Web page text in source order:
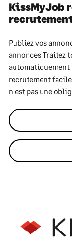
KissMyJob
Publiez vos
annonces Traitez
automatiquement
recrutement
n'est pas une